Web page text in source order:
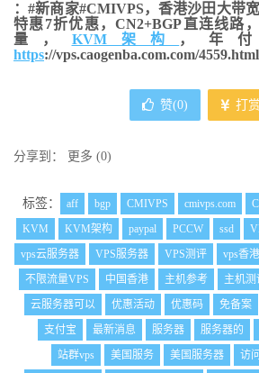
：#新商家#CMIVPS，香港沙田大带
特惠7折优惠，CN2+BGP直连线路
量， KVM架构
，年
https://vps.caogenba.com.com/4559.html
赞(0) 打赏
分享到： 更多 (0)
标签： aff bgp CMIVPS cmivps.com
KVM
KVM架构 paypal PCCW ssd
vps云服务器
VPS服务器 VPS测评 vps香港
不限流量VPS
中国香港 主机参考 主机测
云服务器可以
优惠活动 优惠码 免备案
支付宝
最新消息 服务器 服务器的
站群vps
美国服务 美国服务器 访